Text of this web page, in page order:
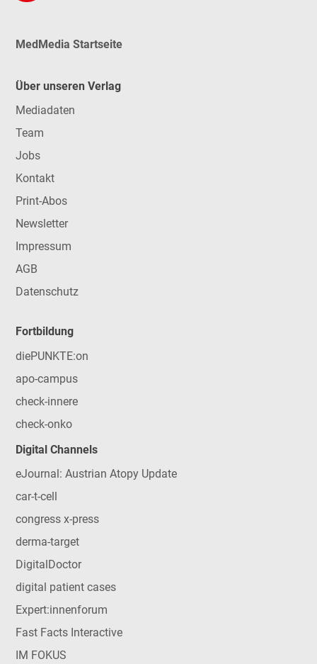
MedMedia Startseite
Über unseren Verlag
Mediadaten
Team
Jobs
Kontakt
Print-Abos
Newsletter
Impressum
AGB
Datenschutz
Fortbildung
diePUNKTE:on
apo-campus
check-innere
check-onko
Digital Channels
eJournal: Austrian Atopy Update
car-t-cell
congress x-press
derma-target
DigitalDoctor
digital patient cases
Expert:innenforum
Fast Facts Interactive
IM FOKUS